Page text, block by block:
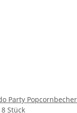
Party Popcornbecher
Stück